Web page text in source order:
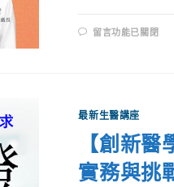
留言功能已關閉
最新生醫講座
【創新
實務與挑